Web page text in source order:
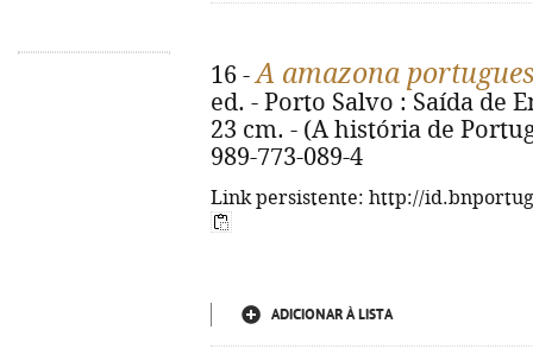
16 -A amazona
ed. - Porto Salvo : Saída de
23 cm. - (A história de
989-773-089-4
Link persistente: http://
ADICIONAR À LISTA